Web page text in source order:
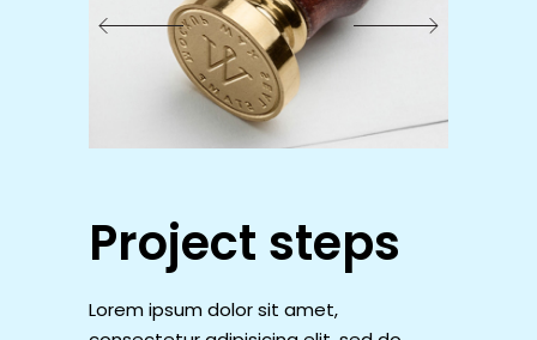
Project steps
Lorem ipsum dolor sit amet,